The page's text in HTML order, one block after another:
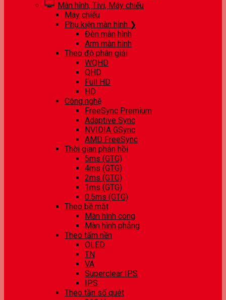
Màn hình, Tivi, Máy chiếu
Máy chiếu
Phụ kiện màn hình ❯
Đèn màn hình
Arm màn hình
Theo độ phân giải
WQHD
QHD
Full HD
HD
Công nghệ
FreeSync Premium
Adaptive Sync
NVIDIA GSync
AMD FreeSync
Thời gian phản hồi
5ms (GTG)
4ms (GTG)
2ms (GTG)
1ms (GTG)
0.5ms (GTG)
Theo bề mặt
Màn hình cong
Màn hình phẳng
Theo tấm nền
OLED
TN
VA
Superclear IPS
IPS
Theo tần số quét